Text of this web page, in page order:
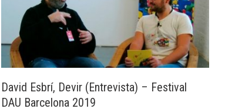
David Esbrí, Devir (Entrevista) – Festival
DAU Barcelona 2019